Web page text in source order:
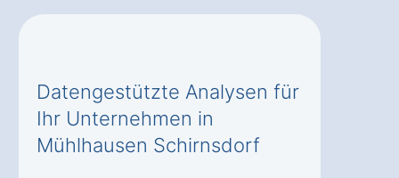
Datengestützte Analysen für
Ihr Unternehmen in
Mühlhausen Schirnsdorf